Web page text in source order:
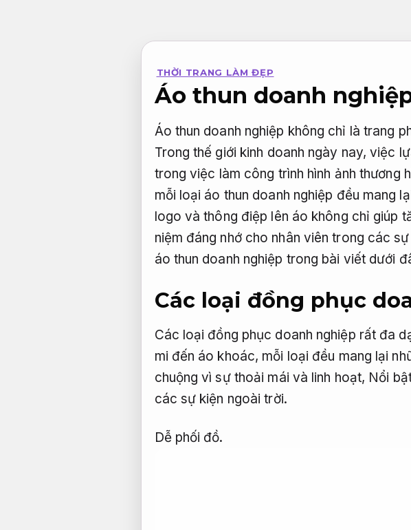
THỜI TRANG LÀM ĐẸP
Áo thun doanh
Áo thun doanh nghiệp không chỉ là trang
Trong thế giới kinh doanh ngày nay, việc
trong việc làm công trình hình ảnh thương
mỗi loại áo thun doanh nghiệp đều mang
logo và thông điệp lên áo không chỉ giúp
niệm đáng nhớ cho nhân viên trong các
áo thun doanh nghiệp trong bài viết dưới
Các loại đồng phục
Các loại đồng phục doanh nghiệp rất đa
mi đến áo khoác, mỗi loại đều mang lại
chuộng vì sự thoải mái và linh hoạt, Nổi
các sự kiện ngoài trời.
Dễ phối đồ.